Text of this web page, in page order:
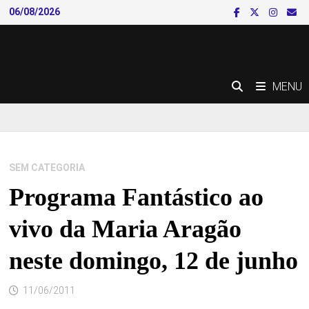
Skip
to
06/08/2026
MENU
SEM CATEGORIA
Programa Fantástico ao
vivo da Maria Aragão
neste domingo, 12 de junho
11/06/2011